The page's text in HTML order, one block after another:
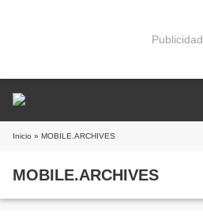
Publicidad
Inicio » MOBILE.ARCHIVES
MOBILE.ARCHIVES